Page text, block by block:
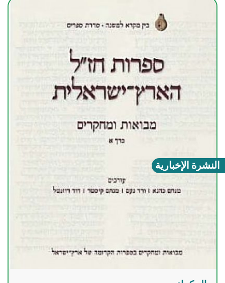
النشرة الإخبارية